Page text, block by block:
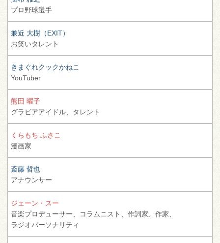
プロ野球選手
兼近 大樹（EXIT）
お笑いタレント
きまぐれクックかねこ
YouTuber
熊田 曜子
グラビアアイドル、
タレント
くらもち ふさこ
漫画家
斎藤 哲也
アナウンサー
ジェーン・スー
音楽プロデューサー、
コラムニスト、 作詞家、 作家、
ラジオパーソナリティ